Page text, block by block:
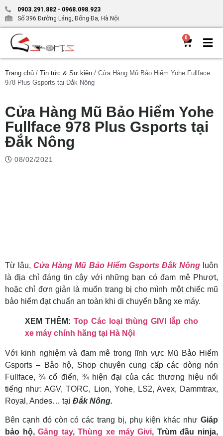
0903.291.882 - 0968.098.923
Số 396 Đường Láng, Đống Đa, Hà Nội
0
Trang chủ / Tin tức & Sự kiện / Cửa Hàng Mũ Bảo Hiểm Yohe Fullface
978 Plus Gsports tại Đắk Nông
Cửa Hàng Mũ Bảo Hiểm Yohe
Fullface 978 Plus Gsports tại
Đắk Nông
08/02/2021
Từ lâu,Cửa Hàng Mũ Bảo Hiểm Gsports Đắk Nôngluôn
là địa chỉ đáng tin cậy với những bạn có đam mê Phượt,
hoặc chỉ đơn giản là muốn trang bị cho mình một chiếc mũ
bảo hiểm đạt chuẩn an toàn khi di chuyển bằng xe máy.
XEM THÊM: Top Các loại thùng GIVI lắp cho
xe máy chính hãng tại Hà Nội
Với kinh nghiệm và đam mê trong lĩnh vực Mũ Bảo Hiểm
Gsports – Bảo hộ, Shop chuyên cung cấp các dòng nón
Fullface, ¾ cổ điển, ¾ hiện đại của các thương hiệu nổi
tiếng như: AGV, TORC, Lion, Yohe, LS2, Avex, Dammtrax,
Royal, Andes… tại Đắk Nông.
Bên cạnh đó còn có các trang bị, phụ kiện khác như Giáp
bảo hộ,Găng tay,Thùng xe máy Givi, Trùm đầu ninja,